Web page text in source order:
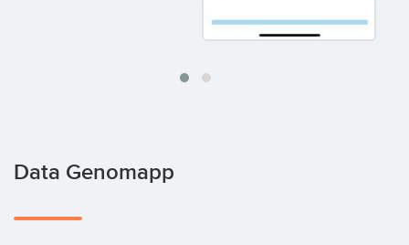
Data Genomapp